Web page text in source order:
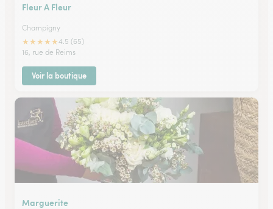
Fleur A Fleur
Champigny
★★★★★4.5 (65)
16, rue de Reims
Voir la boutique
Marguerite